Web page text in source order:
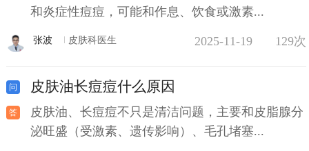
和炎症性痘痘，可能和作息、饮食或激素...
张波 皮肤科医生 2025-11-19 129次
皮肤油长痘痘什么原因
皮肤油、长痘痘不只是清洁问题，主要和皮脂腺分
泌旺盛（受激素、遗传影响）、毛孔堵塞...